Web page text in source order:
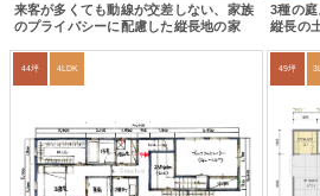
来客が多くても動線が交差しない、家族
のプライバシーに配慮した縦長地の家
3種の庭
縦長の
44坪 4LDK 49坪